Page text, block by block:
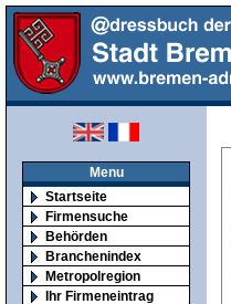
Menu
Startseite
Firmensuche
Behörden
Branchenindex
Metropolregion
Ihr Firmeneintrag